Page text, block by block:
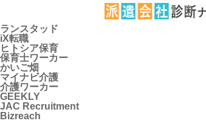
ランスタッド
iX転職
ヒトシア保育
保育士ワーカー
かいご畑
マイナビ介護
介護ワーカー
GEEKLY
JAC Recruitment
Bizreach